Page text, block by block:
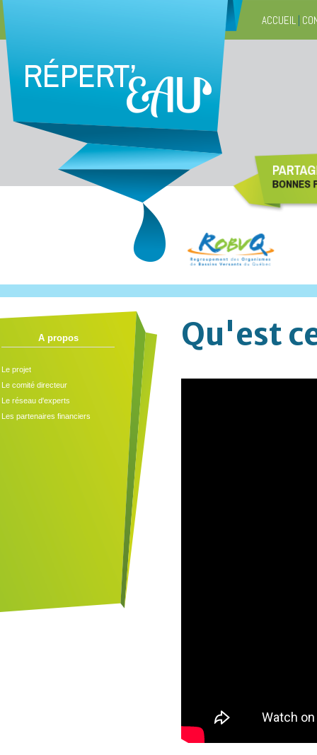
ACCUEIL |
A propos
Le projet
Le comité directeur
Le réseau d'experts
Les partenaires financiers
Qu'est